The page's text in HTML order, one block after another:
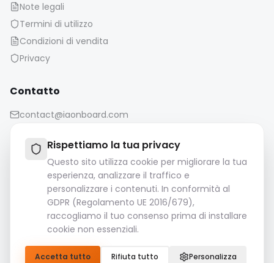
Rispettiamo la tua privacy
Questo sito utilizza cookie per migliorare la tua
esperienza, analizzare il traffico e
personalizzare i contenuti. In conformità al
GDPR (Regolamento UE 2016/679),
raccogliamo il tuo consenso prima di installare
cookie non essenziali.
Accetta tutto Rifiuta tutto Personalizza
Note legali
Termini di utilizzo
Condizioni di vendita
Privacy
Contatto
contact@iaonboard.com
Politica di conservazione:
I file multimediali (immagini, video, file audio, ecc.)
vengono conservati per 14 giorni.